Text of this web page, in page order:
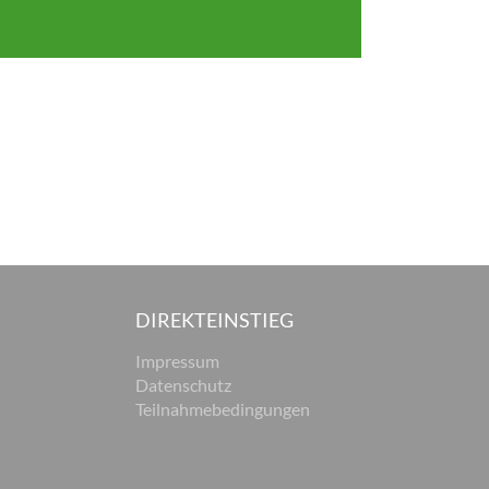
DIREKTEINSTIEG
Impressum
Datenschutz
Teilnahmebedingungen